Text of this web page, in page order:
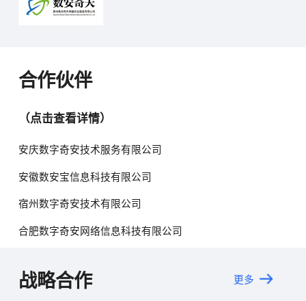
合作伙伴
（点击查看详情）
安庆数字奇安技术服务有限公司
安徽数安宝信息科技有限公司
宿州数字奇安技术有限公司
合肥数字奇安网络信息科技有限公司
战略合作 更多